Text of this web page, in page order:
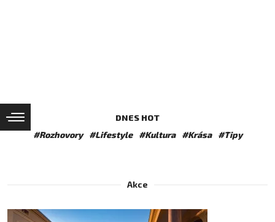
DNES HOT
#Rozhovory
#Lifestyle #Kultura #Krása #Tipy
Akce